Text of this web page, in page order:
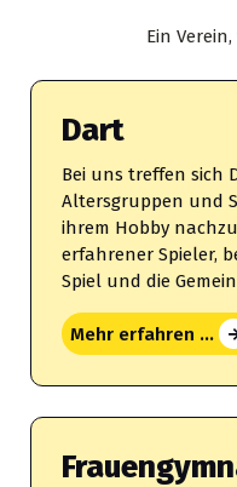
Ein
Dart
Bei uns treffen sich
Altersgruppen und
ihrem Hobby
erfahrener Spieler,
Spiel und die
Mehr erfahren ...